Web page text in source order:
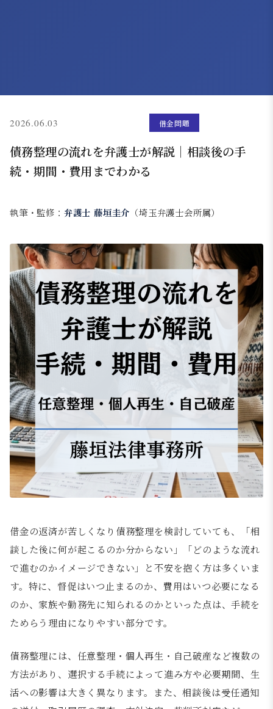
2026.06.03 借金問題
債務整理の流れを弁護士が解説｜相談後の手
続・期間・費用までわかる
執筆・監修： 弁護士 藤垣圭介 （埼玉弁護士会所属）
借金の返済が苦しくなり債務整理を検討していても、「相
談した後に何が起こるのか分からない」「どのような流れ
で進むのかイメージできない」と不安を抱く方は多くいま
す。特に、督促はいつ止まるのか、費用はいつ必要になる
のか、家族や勤務先に知られるのかといった点は、手続を
ためらう理由になりやすい部分です。
債務整理には、任意整理・個人再生・自己破産など複数の
方法があり、選択する手続によって進み方や必要期間、生
活への影響は大きく異なります。また、相談後は受任通知